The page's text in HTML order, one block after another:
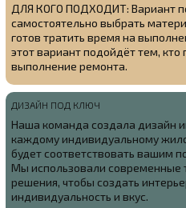
ДЛЯ КОГО ПОДХОДИТ: Вариант
самостоятельно выбрать
готов тратить время на
этот вариант подойдёт тем, кто
выполнение ремонта.
ДИЗАЙН ПОД КЛЮЧ
Наша команда создала дизайн
каждому индивидуальному
будет соответствовать вашим
Мы использовали современные
решения, чтобы создать
индивидуальность и вкус.